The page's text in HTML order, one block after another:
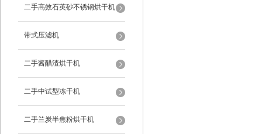
二手高效石英砂不锈钢烘干机
带式压滤机
二手酱醋渣烘干机
二手中试型冻干机
二手兰炭半焦粉烘干机